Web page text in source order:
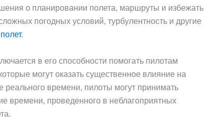
о планировании полета, маршруты и избежать
погодных условий, турбулентность и другие
полет.
в его способности помогать пилотам
могут оказать существенное влияние на
времени, пилоты могут принимать
времени, проведенного в неблагоприятных